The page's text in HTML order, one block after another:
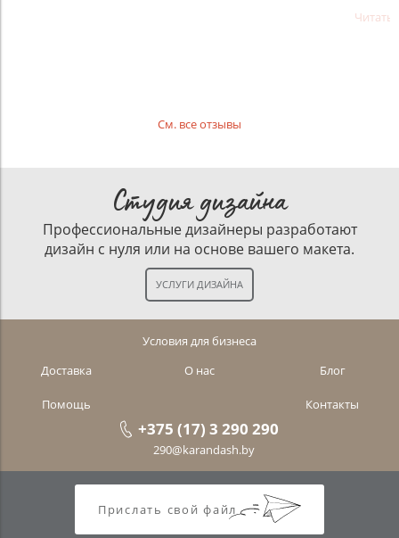
Читать
См. все отзывы
Студия дизайна
Профессиональные дизайнеры разработают
дизайн с нуля или на основе вашего макета.
Условия для бизнеса
Доставка
О нас Блог
Помощь Контакты
+375 (17) 3 290 290
290@karandash.by
Прислать свой файл